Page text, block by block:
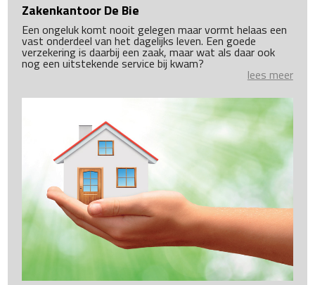
Zakenkantoor De Bie
Een ongeluk komt nooit gelegen maar vormt helaas een
vast onderdeel van het dagelijks leven. Een goede
verzekering is daarbij een zaak, maar wat als daar ook
nog een uitstekende service bij kwam?
lees meer